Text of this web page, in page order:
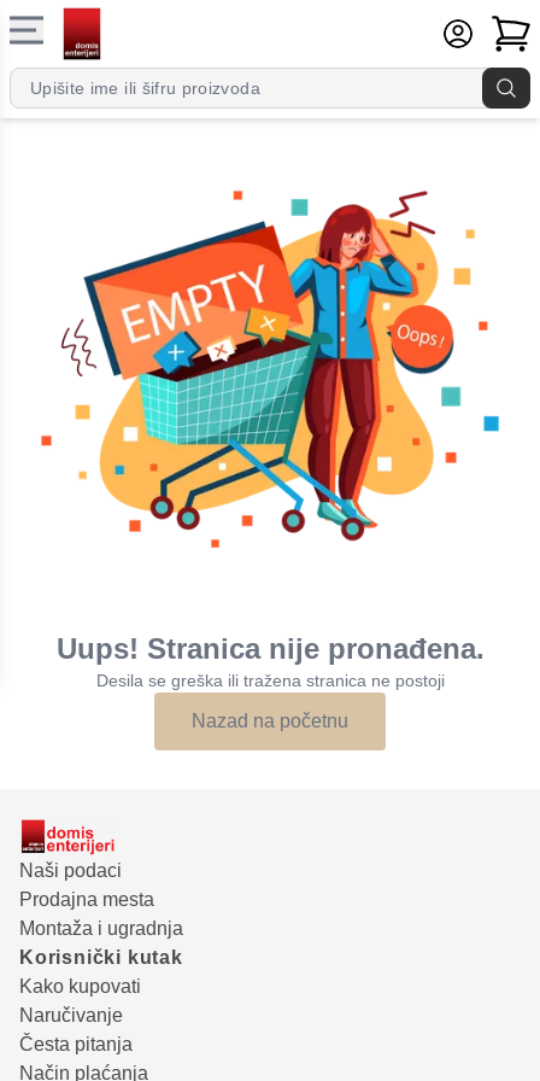
Uups! Stranica nije pronađena.
Desila se greška ili tražena stranica ne postoji
Nazad na početnu
Naši podaci
Prodajna mesta
Montaža i ugradnja
Korisnički kutak
Kako kupovati
Naručivanje
Česta pitanja
Način plaćanja